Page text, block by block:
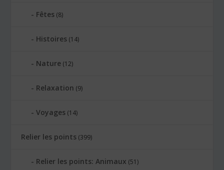
Fêtes (8)
Histoires (14)
Nature (12)
Relaxation (9)
Voyages (14)
Relier les points (399)
Relier les points: Animaux (51)